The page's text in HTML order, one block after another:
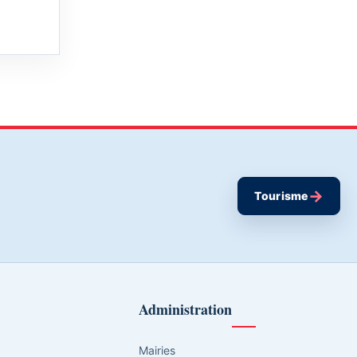
Tourisme→
Administration
Mairies